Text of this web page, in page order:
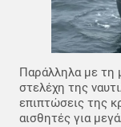
Παράλληλα με τη
στελέχη της
επιπτώσεις της
αισθητές για